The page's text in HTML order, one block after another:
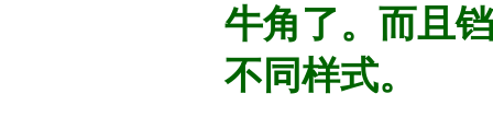
牛角了。而且
不同样式。